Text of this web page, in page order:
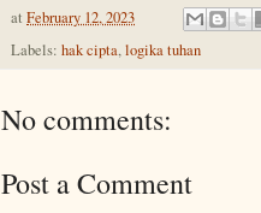
at February 12, 2023
Labels: hak cipta,logika tuhan
No comments:
Post a Comment